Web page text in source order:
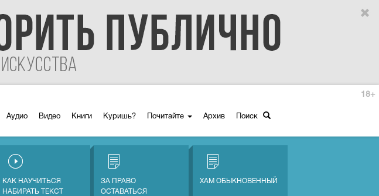
Аудио Видео Книги Куришь? Почитайте Архив Поиск
18+
КАК НАУЧИТЬСЯ
НАБИРАТЬ ТЕКСТ
ЗА ПРАВО
ОСТАВАТЬСЯ
ХАМ ОБЫКНОВЕННЫЙ